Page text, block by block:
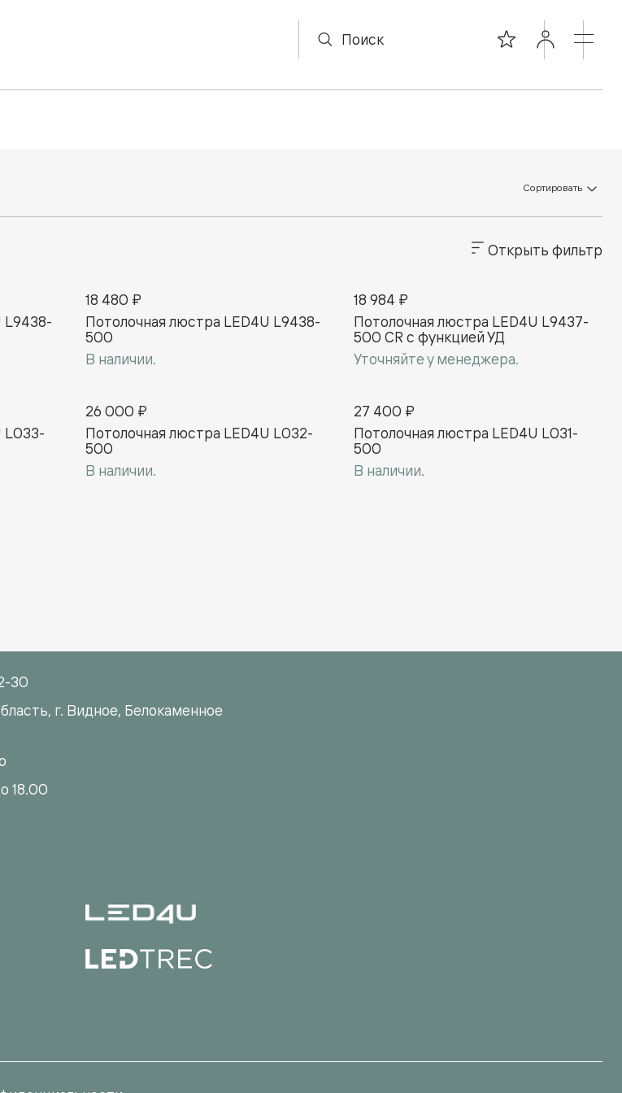
Сортировать
Открыть фильтр
L9438-
18 480 ₽
Потолочная люстра LED4U L9438-
500
В наличии.
18 984 ₽
Потолочная люстра LED4U L9437-
500 CR с функцией УД
Уточняйте у менеджера.
L033-
26 000 ₽
Потолочная люстра LED4U L032-
500
В наличии.
27 400 ₽
Потолочная люстра LED4U L031-
500
В наличии.
30
г. Видное, Белокаменное
18.00